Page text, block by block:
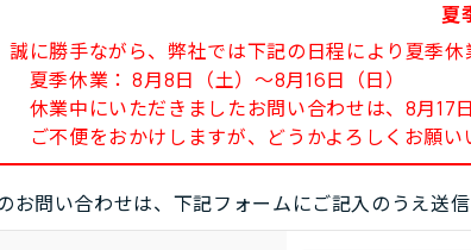
夏
誠に勝手ながら、弊社では下記の日程により夏季休
夏季休業： 8月8日（土）～8月16日（日）
休業中にいただきましたお問い合わせは、8月17
ご不便をおかけしますが、どうかよろしくお願い
お問い合わせは、下記フォームにご記入のうえ送信